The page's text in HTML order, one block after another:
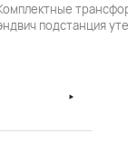
подстанция